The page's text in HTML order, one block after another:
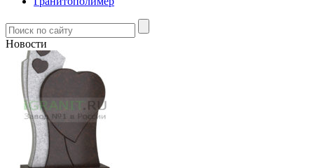
Новости